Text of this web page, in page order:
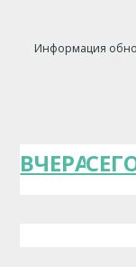
Информация
ВЧЕРА